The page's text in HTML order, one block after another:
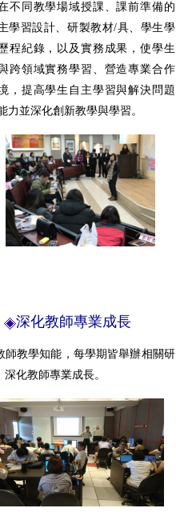
不同教學場域授課、課前準備的
學習設計、研製教材/具、學生學
程紀錄，以及實務成果，使學生
跨領域實務學習、營造專業合作
，提高學生自主學習與解決問題
力並深化創新教學與學習。
深化教師專業成長
師教學知能，每學期皆舉辦相關研
深化教師專業成長。